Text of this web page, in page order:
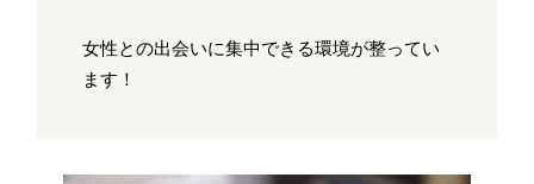
女性との出会いに集中できる環境が整ってい
ます！